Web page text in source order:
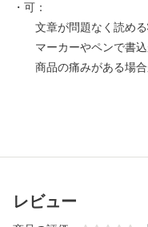
・可：
文章が問題なく読める
マーカーやペンで書込
商品の痛みがある場合
レビュー